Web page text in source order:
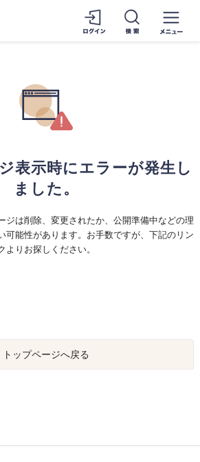
表示時にエラーが発生し
ました。
ジは削除、変更されたか、公開準備中などの理
可能性があります。お手数ですが、下記のリン
よりお探しください。
トップページへ戻る